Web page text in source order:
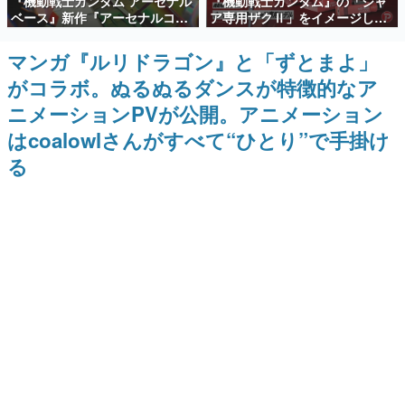
ど。多くの人々に読まれた、電ファミ渾身の“殿堂入り”記
事をまとめました。
ゲームの企画書
名作ゲームクリエイターの方々に製作時のエピソードをお
聞きし、ヒットする企画（ゲーム）とは何か？を探ってい
きます。
赫本
この物語を解いてはいけない。『赫本』は、〈試験問題〉
ベース』新作『アーセナルコマ
ンダー』発表！8月28日からオ
ープンベータテスト開催、2027
年2月下旬に稼働予定
ア専用ザクⅡ」をイメージした
散水ホースリールが予約開始。
本体にはシャアのパーソナルマ
ークやジオン公国軍のエンブレ
ム、型式番号などを配置
マンガ『ルリドラゴン』と「ずとまよ」
がコラボ。ぬるぬるダンスが特徴的なア
ニメーションPVが公開。アニメーション
はcoalowlさんがすべて“ひとり”で手掛け
る